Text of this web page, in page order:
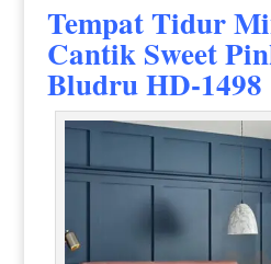
Tempat Tidur
Cantik Sweet
Bludru HD-1498